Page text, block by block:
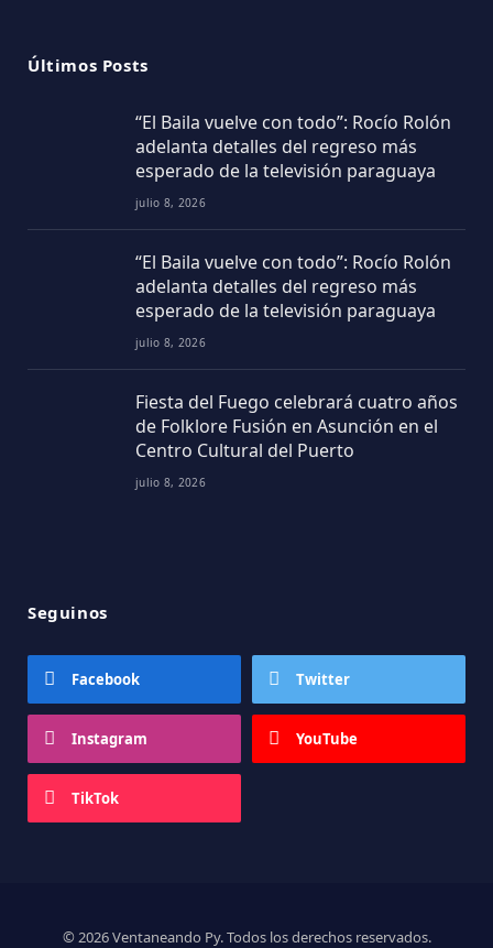
Últimos Posts
“El Baila vuelve con todo”: Rocío Rolón
adelanta detalles del regreso más
esperado de la televisión paraguaya
julio 8, 2026
“El Baila vuelve con todo”: Rocío Rolón
adelanta detalles del regreso más
esperado de la televisión paraguaya
julio 8, 2026
Fiesta del Fuego celebrará cuatro años
de Folklore Fusión en Asunción en el
Centro Cultural del Puerto
julio 8, 2026
Seguinos
Facebook Twitter
Instagram YouTube
TikTok
© 2026 Ventaneando Py. Todos los derechos reservados.